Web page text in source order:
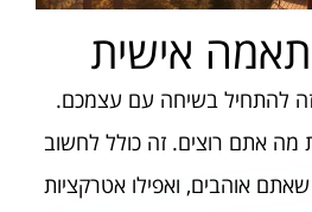
אישית
להתחיל בשיחה עם עצמכם.
מה אתם רוצים. זה כולל לחשוב
אוהבים, ואפילו אטרקציות